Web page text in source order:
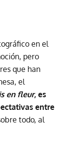
en el
pero
que han
el
en fleur, es
entre
todo, al